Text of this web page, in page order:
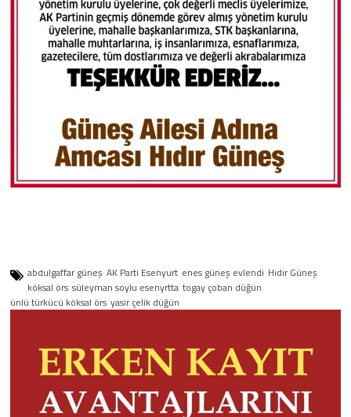
abdulgaffar güneş AK Parti Esenyurt enes güneş evlendi Hıdır Güneş
köksal örs süleyman soylu esenyrtta togay çoban düğün
ünlü türkücü köksal örs yasir çelik düğün